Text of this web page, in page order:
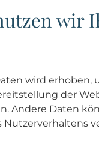
wir
wird erhoben,
der
Andere Daten
Nutzerverhaltens